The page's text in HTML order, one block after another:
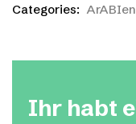
Categories: ArABIen
Ihr habt